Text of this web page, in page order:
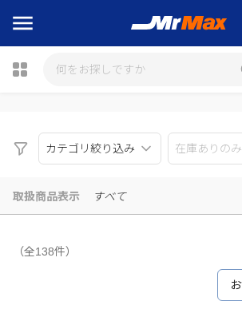
カテゴリ絞り込み 在庫ありのみ
取扱商品表示 すべて
（全138件）